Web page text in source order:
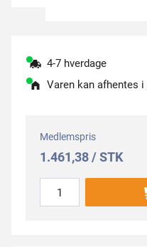
4-7 hverdage
Varen kan afhentes i
Medlemspris
1.461,38 / STK